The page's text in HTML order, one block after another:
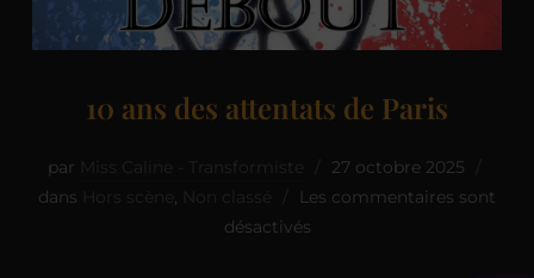
10 ans des attentats de Paris
par
27 octobre 2025
dans
,
Les commentaires sont
désactivés